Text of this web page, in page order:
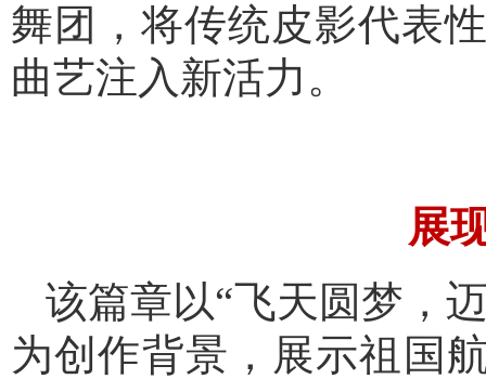
舞团，将传统皮影代表
曲艺注入新活力。
展
该篇章以“飞天圆梦，
为创作背景，展示祖国